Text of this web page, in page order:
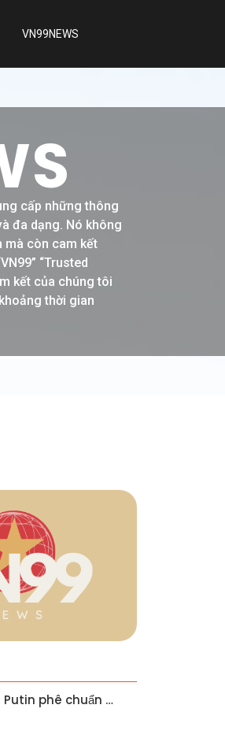
VN99NEWS
cấp những thông
đa dạng. Nó không
mà còn cam kết
“Trusted
kết của chúng tôi
thời gian
Putin phê chuẩn …